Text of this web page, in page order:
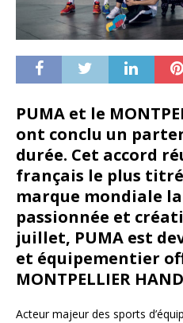
PUMA et le
ont conclu un
durée. Cet accord
français le plus
marque mondiale
passionnée et
juillet, PUMA est
et équipementier
MONTPELLIER
Acteur majeur des sports